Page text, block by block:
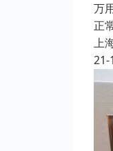
万
正
上
21-